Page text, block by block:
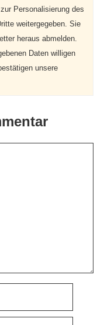
Personalisierung des
weitergegeben. Sie
heraus abmelden.
Daten willigen
unsere